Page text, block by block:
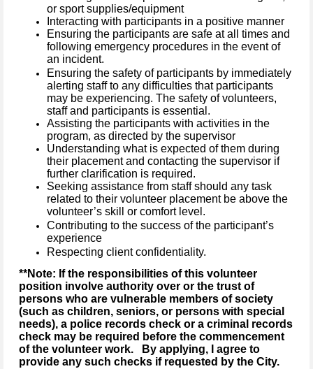
or sport supplies/equipment
Interacting with participants in a positive manner
Ensuring the participants are safe at all times and
following emergency procedures in the event of
an incident.
Ensuring the safety of participants by immediately
alerting staff to any difficulties that participants
may be experiencing. The safety of volunteers,
staff and participants is essential.
Assisting the participants with activities in the
program, as directed by the supervisor
Understanding what is expected of them during
their placement and contacting the supervisor if
further clarification is required.
Seeking assistance from staff should any task
related to their volunteer placement be above the
volunteer’s skill or comfort level.
Contributing to the success of the participant’s
experience
Respecting client confidentiality.
**Note: If the responsibilities of this volunteer
position involve authority over or the trust of
persons who are vulnerable members of society
(such as children, seniors, or persons with special
needs), a police records check or a criminal records
check may be required before the commencement
of the volunteer work. By applying, I agree to
provide any such checks if requested by the City.